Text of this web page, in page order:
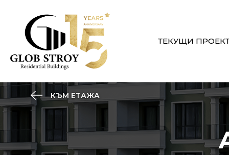
ТЕКУЩИ
КЪМ ЕТАЖА